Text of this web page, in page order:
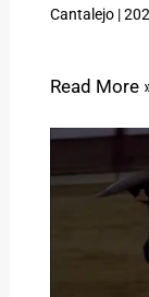
Cantalejo|
Read More